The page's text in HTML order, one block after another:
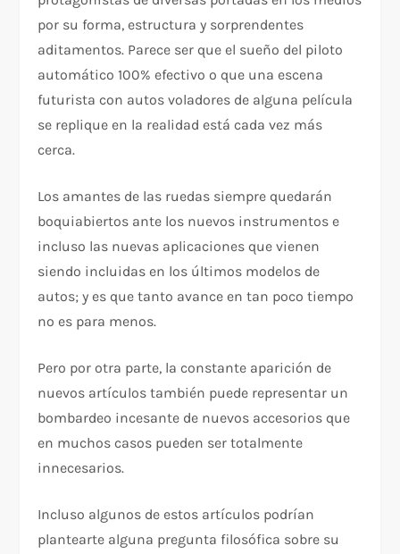
por su forma, estructura y sorprendentes
aditamentos. Parece ser que el sueño del piloto
automático 100% efectivo o que una escena
futurista con autos voladores de alguna película
se replique en la realidad está cada vez más
cerca.
Los amantes de las ruedas siempre quedarán
boquiabiertos ante los nuevos instrumentos e
incluso las nuevas aplicaciones que vienen
siendo incluidas en los últimos modelos de
autos; y es que tanto avance en tan poco tiempo
no es para menos.
Pero por otra parte, la constante aparición de
nuevos artículos también puede representar un
bombardeo incesante de nuevos accesorios que
en muchos casos pueden ser totalmente
innecesarios.
Incluso algunos de estos artículos podrían
plantearte alguna pregunta filosófica sobre su